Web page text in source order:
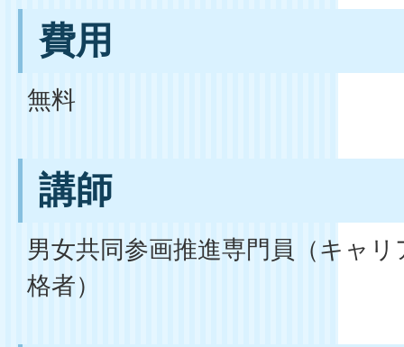
費用
無料
講師
男女共同参画推進専門員（キャ
格者）